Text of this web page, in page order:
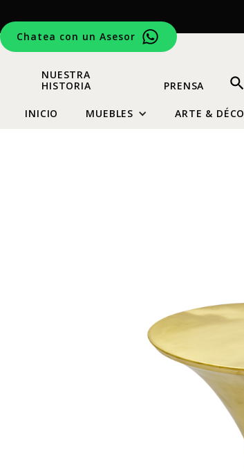
Chatea con un Asesor
NUESTRA
HISTORIA
PRENSA
INICIO MUEBLES ARTE &